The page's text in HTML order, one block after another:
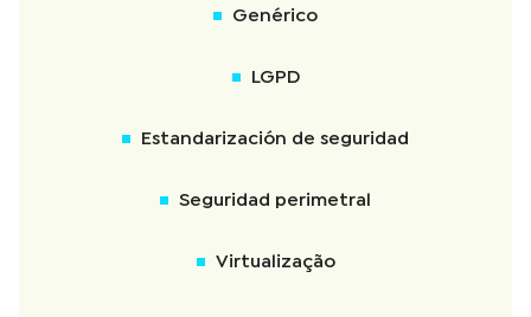
Genérico
LGPD
Estandarización de seguridad
Seguridad perimetral
Virtualização